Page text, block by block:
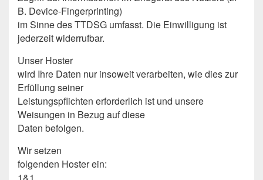
B. Device-Fingerprinting)
im Sinne des TTDSG umfasst. Die Einwilligung ist
jederzeit widerrufbar.
Unser Hoster
wird Ihre Daten nur insoweit verarbeiten, wie dies zur
Erfüllung seiner
Leistungspflichten erforderlich ist und unsere
Weisungen in Bezug auf diese
Daten befolgen.
Wir setzen
folgenden Hoster ein:
1&1